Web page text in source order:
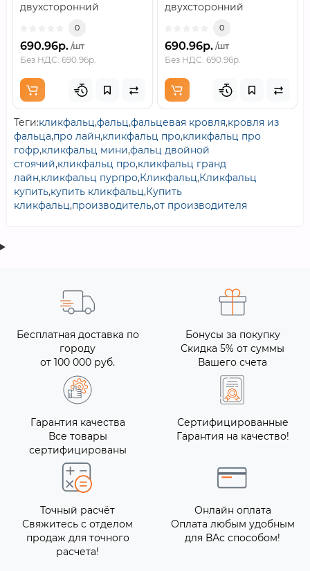
двухсторонний
0
690.96р. /шт
Без НДС: 690.96р.
двухсторонний
0
690.96р. /шт
Без НДС: 690.96р.
Теги:кликфальц,фальц,фальцевая кровля,кровля из
фальца,про лайн,кликфальц про,кликфальц про
гофр,кликфальц мини,фальц двойной
стоячий,кликфальц про,кликфальц гранд
лайн,кликфальц пурпро,Кликфальц,Кликфальц
купить,купить кликфальц,Купить
кликфальц,производитель,от производителя
Бесплатная доставка по
городу
от 100 000 руб.
Бонусы за покупку
Скидка 5% от суммы
Вашего счета
Гарантия качества
Все товары
сертифицированы
Сертифицированные
Гарантия на качество!
Точный расчёт
Свяжитесь с отделом
продаж для точного
расчета!
Онлайн оплата
Оплата любым удобным
для ВАс способом!